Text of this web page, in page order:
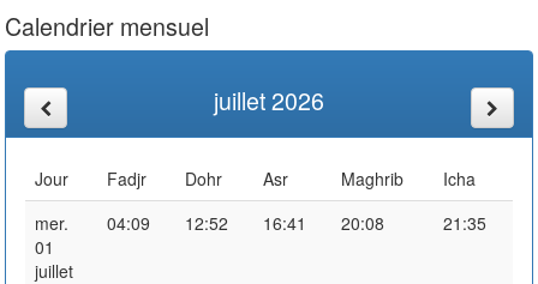
Calendrier mensuel
juillet 2026
Jour Fadjr Dohr Asr Maghrib
Icha
mer.
01
juillet
04:09 12:52 16:41 20:08 21:35